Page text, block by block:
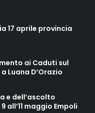
17 aprile provincia
ai Caduti sul
Luana D’Orazio
e dell’ascolto
9 all’11 maggio Empoli